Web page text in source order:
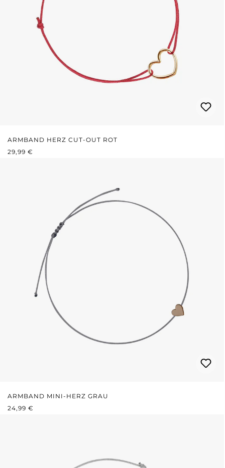
ARMBAND HERZ CUT-OUT ROT
REGULÄRER PREIS:
29,99 €
ARMBAND MINI-HERZ GRAU
REGULÄRER PREIS:
24,99 €